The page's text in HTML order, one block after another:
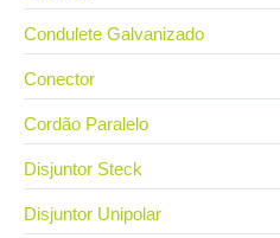
Condulete Galvanizado
Conector
Cordão Paralelo
Disjuntor Steck
Disjuntor Unipolar